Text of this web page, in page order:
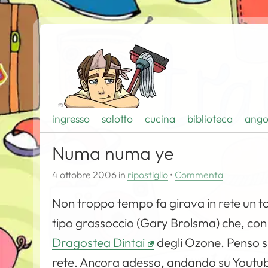
ingresso salotto cucina biblioteca
Numa numa ye
4 ottobre 2006 in ripostiglio • Commenta
Non troppo tempo fa girava in rete un
tipo grassoccio (Gary Brolsma) che,
Dragostea Dintai
degli Ozone. Penso
rete. Ancora adesso, andando su